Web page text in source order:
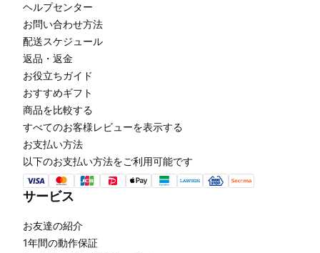
ヘルプセンター
お問い合わせ方法
配送スケジュール
返品・返金
お役立ちガイド
おすすめギフト
商品を比較する
すべてのお客様レビューを表示する
お支払い方法
以下のお支払い方法をご利用可能です
サービス
お友達の紹介
1年間の動作保証